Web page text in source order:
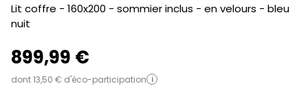
-
Lit coffre - 160x200 - sommier inclus - en velours - bleu
nuit
899,99 €
dont 13,50 € d'éco-participation i